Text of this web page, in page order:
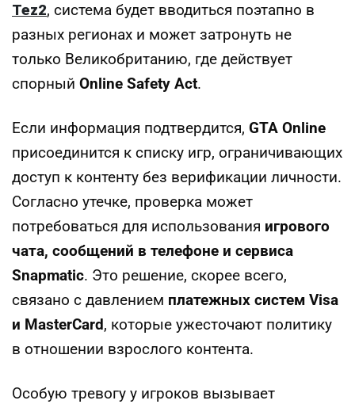
Tez2, система будет вводиться поэтапно в
разных регионах и может затронуть не
только Великобританию, где действует
спорный Online Safety Act.
Если информация подтвердится, GTA Online
присоединится к списку игр, ограничивающих
доступ к контенту без верификации личности.
Согласно утечке, проверка может
потребоваться для использования игрового
чата, сообщений в телефоне и сервиса
Snapmatic. Это решение, скорее всего,
связано с давлением платежных систем Visa
и MasterCard, которые ужесточают политику
в отношении взрослого контента.
Особую тревогу у игроков вызывает